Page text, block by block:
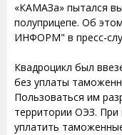
«КАМАЗа» пытался
полуприцепе. Об
ИНФОРМ" в пресс-
Квадроцикл был
без уплаты
Пользоваться им
территории ОЭЗ.
уплатить